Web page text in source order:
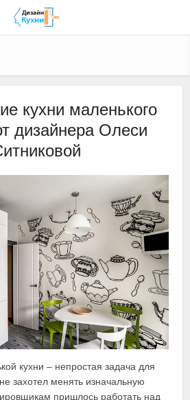
кухни маленького
дизайнера Олеси
кухни – непростая задача для
захотел менять изначальную
пришлось работать над